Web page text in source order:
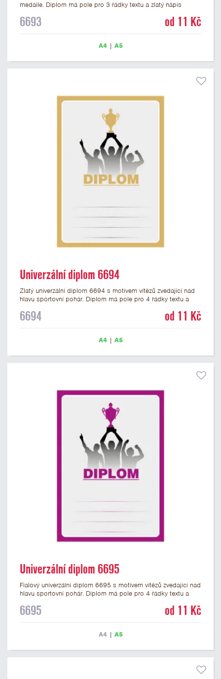
medaile. Diplom má pole pro 3 řádky textu a zlatý nápis
Tento univerzální diplom je vhodný pro většinu událostí, ke
6693 od 11 Kč
A4| A5
Univerzální diplom 6694
Zlatý univerzální diplom 6694 s motivem vítězů zvedající nad
hlavu sportovní pohár. Diplom má pole pro 4 řádky textu a
formátu A4 a A5. Tento univerzální diplom je vhodný pro
motivem vítězů s pohárem má gramáž 250 g/m2.
6694 od 11 Kč
A4| A5
Univerzální diplom 6695
Fialový univerzální diplom 6695 s motivem vítězů zvedající nad
hlavu sportovní pohár. Diplom má pole pro 4 řádky textu a
formátu A4 a A5. Tento univerzální diplom je vhodný pro
motivem vítězů s pohárem má gramáž 250 g/m2.
6695 od 11 Kč
A4| A5